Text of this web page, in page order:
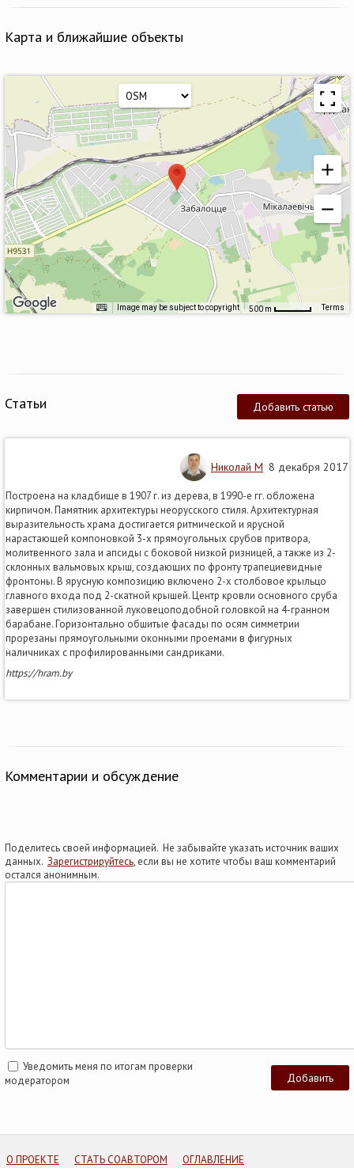
Карта и ближайшие объекты
Image may be subject to copyright 500 m Terms
Добавить статью
Статьи
Николай М 8 декабря 2017
Построена на кладбище в 1907 г. из дерева, в 1990-е гг. обложена
кирпичом. Памятник архитектуры неорусского стиля. Архитектурная
выразительность храма достигается ритмической и ярусной
нарастающей компоновкой 3-х прямоугольных срубов притвора,
молитвенного зала и апсиды с боковой низкой ризницей, а также из 2-
склонных вальмовых крыш, создающих по фронту трапециевидные
фронтоны. В ярусную композицию включено 2-х столбовое крыльцо
главного входа под 2-скатной крышей. Центр кровли основного сруба
завершен стилизованной луковецоподобной головкой на 4-гранном
барабане. Горизонтально обшитые фасады по осям симметрии
прорезаны прямоугольными оконными проемами в фигурных
наличниках с профилированными сандриками.
https://hram.by
Комментарии и обсуждение
Поделитесь своей информацией. Не забывайте указать источник ваших
данных. Зарегистрируйтесь, если вы не хотите чтобы ваш комментарий
остался анонимным.
Уведомить меня по итогам проверки
модератором
О ПРОЕКТЕ СТАТЬ СОАВТОРОМ ОГЛАВЛЕНИЕ